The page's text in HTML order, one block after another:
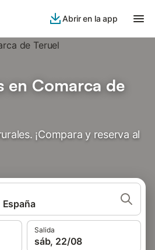
Abrir en la app
en Comarca de
¡Compara y reserva al
España
Salida
sáb, 22/08